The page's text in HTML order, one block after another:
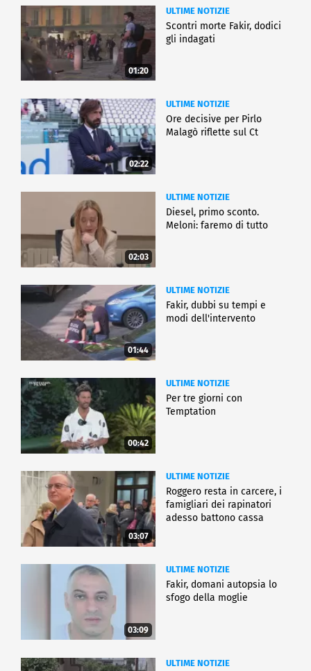
01:20
ULTIME NOTIZIE
Scontri morte Fakir, dodici
gli indagati
02:22
ULTIME NOTIZIE
Ore decisive per Pirlo
Malagò riflette sul Ct
02:03
ULTIME NOTIZIE
Diesel, primo sconto.
Meloni: faremo di tutto
01:44
ULTIME NOTIZIE
Fakir, dubbi su tempi e
modi dell'intervento
00:42
ULTIME NOTIZIE
Per tre giorni con
Temptation
03:07
ULTIME NOTIZIE
Roggero resta in carcere, i
famigliari dei rapinatori
adesso battono cassa
03:09
ULTIME NOTIZIE
Fakir, domani autopsia lo
sfogo della moglie
ULTIME NOTIZIE